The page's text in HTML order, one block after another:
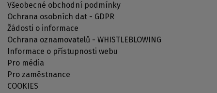
Všeobecné obchodní podmínky
Ochrana osobních dat - GDPR
Žádosti o informace
Ochrana oznamovatelů - WHISTLEBLOWING
Informace o přístupnosti webu
Pro média
Pro zaměstnance
COOKIES